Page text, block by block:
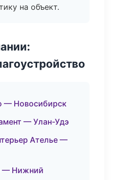
на объект.
— Новосибирск
— Улан-Удэ
Ателье —
— Нижний